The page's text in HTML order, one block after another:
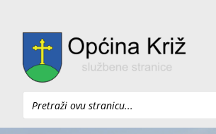
Pretraži